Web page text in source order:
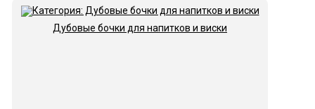
Дубовые бочки для напитков и виски